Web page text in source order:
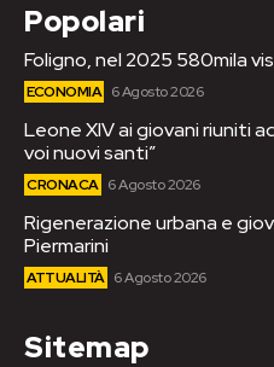
Popolari
Foligno, nel 2025 580mila
ECONOMIA 6 Agosto 2026
Leone XIV ai giovani riuniti
voi nuovi santi”
CRONACA 6 Agosto 2026
Rigenerazione urbana e
Piermarini
ATTUALITÀ 6 Agosto 2026
Sitemap